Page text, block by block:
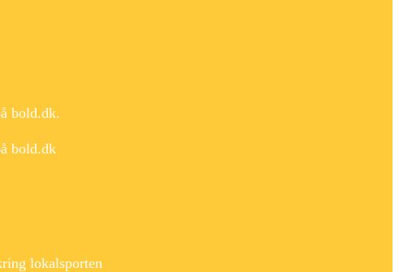
bold.dk.
bold.dk
lokalsporten